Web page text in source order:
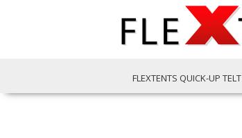
FLEXTENTS QUICK-UP TELT